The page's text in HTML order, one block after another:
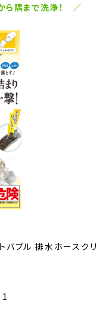
ら隅まで洗浄！ ／
バブル 排水ホースクリ